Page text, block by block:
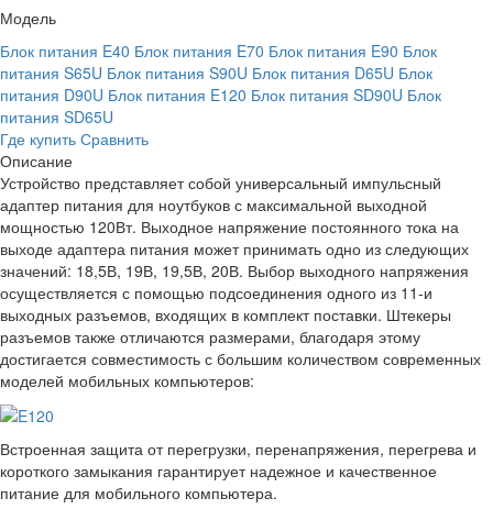
Модель
Блок питания E40 Блок питания E70 Блок питания E90 Блок
питания S65U Блок питания S90U Блок питания D65U Блок
питания D90U Блок питания E120 Блок питания SD90U Блок
питания SD65U
Где купить Сравнить
Описание
Устройство представляет собой универсальный импульсный
адаптер питания для ноутбуков с максимальной выходной
мощностью 120Вт. Выходное напряжение постоянного тока на
выходе адаптера питания может принимать одно из следующих
значений: 18,5В, 19В, 19,5В, 20В. Выбор выходного напряжения
осуществляется с помощью подсоединения одного из 11-и
выходных разъемов, входящих в комплект поставки. Штекеры
разъемов также отличаются размерами, благодаря этому
достигается совместимость с большим количеством современных
моделей мобильных компьютеров:
Встроенная защита от перегрузки, перенапряжения, перегрева и
короткого замыкания гарантирует надежное и качественное
питание для мобильного компьютера.